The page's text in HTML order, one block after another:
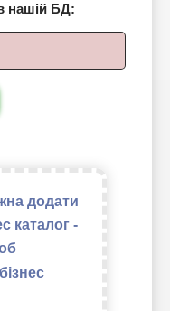
нашій БД:
додати
каталог -